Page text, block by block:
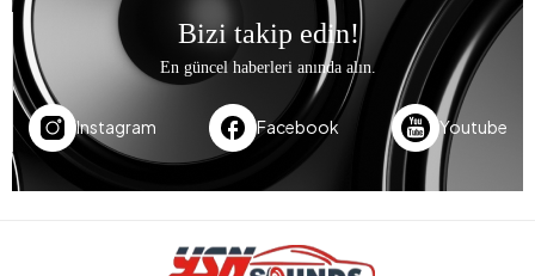
Bizi takip edin!
En güncel haberleri anında alın.
Instagram Facebook Youtube